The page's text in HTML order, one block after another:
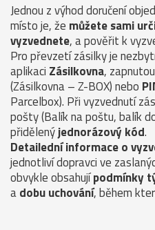
Jednou z výhod doručení
místo je, že můžete sami
vyzvednete, a pověřit k
Pro převzetí zásilky je
aplikaci Zásilkovna,
(Zásilkovna – Z-BOX) nebo
Parcelbox). Při vyzvednutí
pošty (Balík na poštu, balík
přidělenýjednorázový kód.
Detailední informace o
jednotliví dopravci ve
obvykle obsahujípodmínky
adobu uchování, během